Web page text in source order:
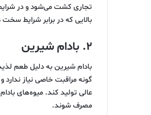
تجاری کشت می‌شود و در
بالایی که در برابر شرایط سخت
۲. بادام شیرین
بادام شیرین به دلیل طعم
گونه مراقبت خاصی نیاز ندارد
عالی تولید کند. میوه‌های
مصرف شوند.